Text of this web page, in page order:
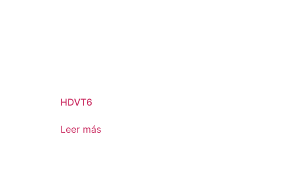
HDVT6
Leer más